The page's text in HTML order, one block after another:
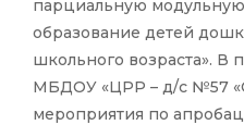
парциальную
образование детей
школьного возраста». В
МБДОУ «ЦРР – д/с №57
мероприятия по